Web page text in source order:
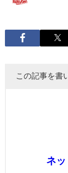
この記事を書
ネ